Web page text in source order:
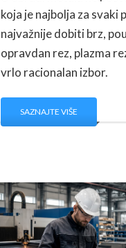
koja je najbolja za svaki
najvažnije dobiti brz,
opravdan rez, plazma
vrlo racionalan izbor.
SAZNAJTE VIŠE